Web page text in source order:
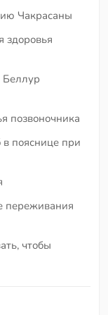
Чакрасаны
здоровья
Беллур
позвоночника
пояснице при
переживания
чтобы